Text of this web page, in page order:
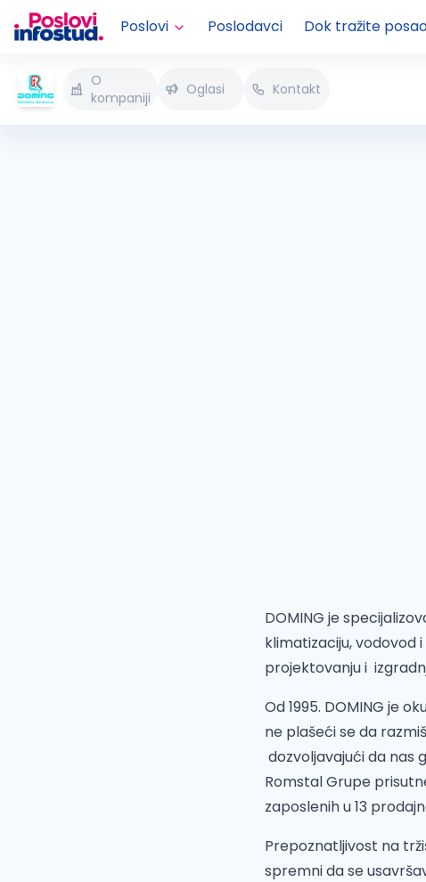
Poslovi Poslodavci Dok tražite
O
kompaniji
Oglasi Kontakt
DOMING je
klimatizaciju, vodovod
projektovanju i
Od 1995. DOMING je
ne plašeći se da
dozvoljavajući da nas
Romstal Grupe
zaposlenih u 13
Prepoznatljivost na
spremni da se